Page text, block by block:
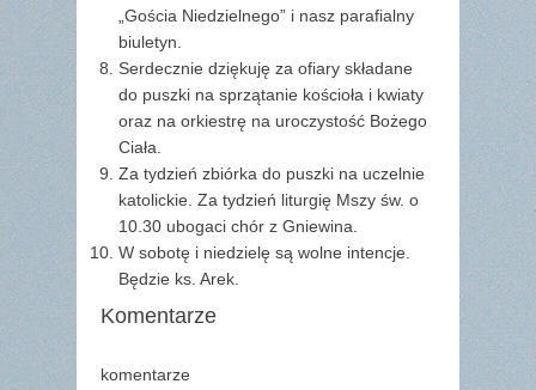
„Gościa Niedzielnego” i nasz parafialny
biuletyn.
Serdecznie dziękuję za ofiary składane
do puszki na sprzątanie kościoła i kwiaty
oraz na orkiestrę na uroczystość Bożego
Ciała.
Za tydzień zbiórka do puszki na uczelnie
katolickie. Za tydzień liturgię Mszy św. o
10.30 ubogaci chór z Gniewina.
W sobotę i niedzielę są wolne intencje.
Będzie ks. Arek.
Komentarze
komentarze